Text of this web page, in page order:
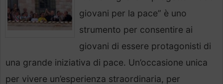
giovani per la pace” è uno
strumento per consentire ai
giovani di essere protagonisti di
una grande iniziativa di pace. Un’occasione unica
per vivere un’esperienza straordinaria, per